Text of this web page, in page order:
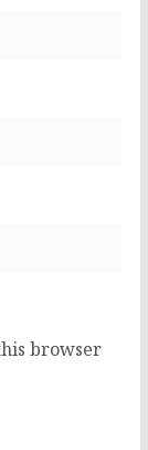
browser